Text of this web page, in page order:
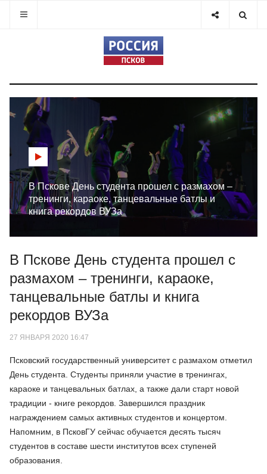
В Пскове День студента прошел с размахом –
тренинги, караоке, танцевальные батлы и
книга рекордов ВУЗа
В Пскове День студента прошел с
размахом – тренинги, караоке,
танцевальные батлы и книга
рекордов ВУЗа
27 ЯНВАРЯ 2020 16:47
Псковский государственный университет с размахом отметил
День студента. Студенты приняли участие в тренингах,
караоке и танцевальных батлах, а также дали старт новой
традиции - книге рекордов. Завершился праздник
награждением самых активных студентов и концертом.
Напомним, в ПсковГУ сейчас обучается десять тысяч
студентов в составе шести институтов всех ступеней
образования.